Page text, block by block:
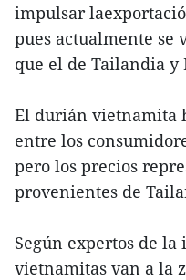
impulsar
pues actualmente se
que el de Tailandia y
El durián vietnamita
entre los
pero los precios
provenientes de
Según expertos de
vietnamitas van a la